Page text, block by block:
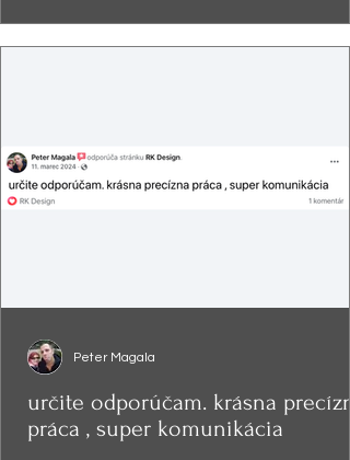
určite odporúčam. krásna
práca , super komunikácia
Peter Magala